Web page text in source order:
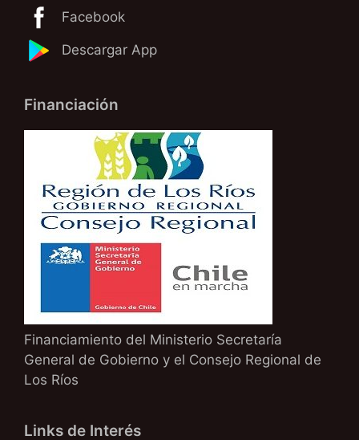
Facebook
Descargar App
Financiación
Financiamiento del Ministerio Secretaría
General de Gobierno y el Consejo Regional de
Los Ríos
Links de Interés